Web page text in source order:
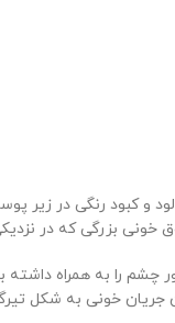
رنگی در زیر پوست
خونی بزرگی که در
را به همراه
خونی به شکل